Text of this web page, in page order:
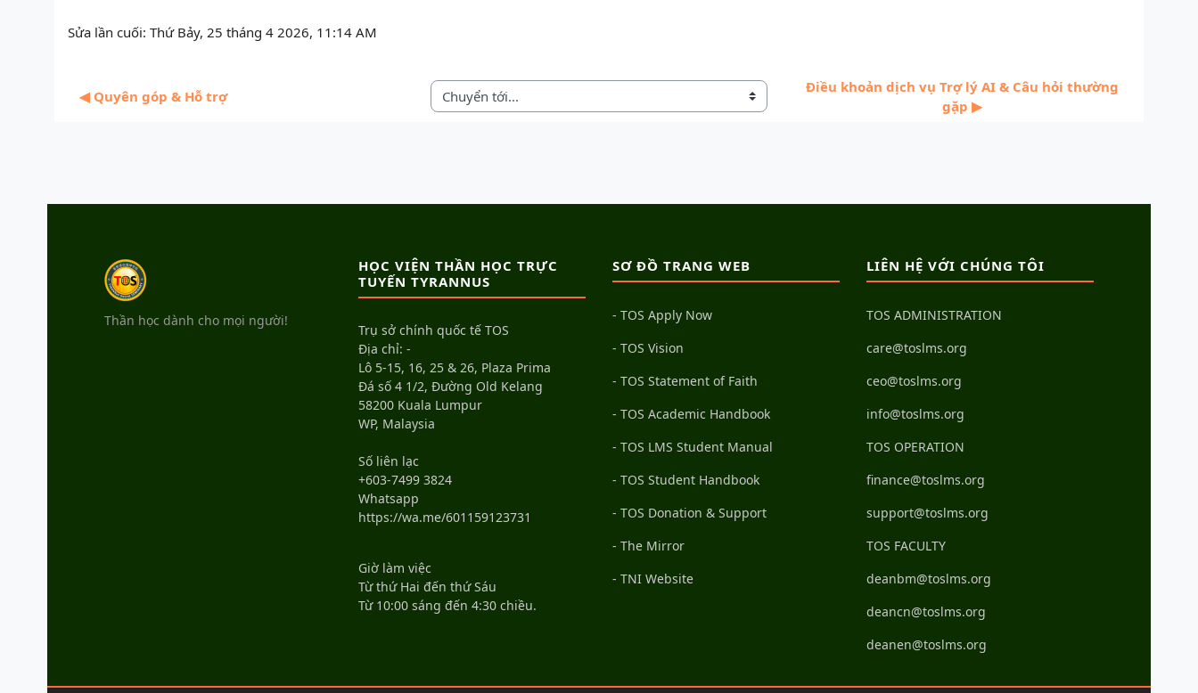
Sửa lần cuối: Thứ Bảy, 25 tháng 4 2026, 11:14 AM
◀︎ Quyên góp & Hỗ trợ Chuyển tới...
Điều khoản dịch vụ Trợ lý AI & Câu hỏi thường
gặp ▶︎
Thần học dành cho mọi người!
HỌC VIỆN THẦN HỌC TRỰC
TUYẾN TYRANNUS
Trụ sở chính quốc tế TOS
Địa chỉ: -
Lô 5-15, 16, 25 & 26, Plaza Prima
Đá số 4 1/2, Đường Old Kelang
58200 Kuala Lumpur
WP, Malaysia
Số liên lạc
+603-7499 3824
Whatsapp
https://wa.me/601159123731
Giờ làm việc
Từ thứ Hai đến thứ Sáu
Từ 10:00 sáng đến 4:30 chiều.
SƠ ĐỒ TRANG WEB
- TOS Apply Now
- TOS Vision
- TOS Statement of Faith
- TOS Academic Handbook
- TOS LMS Student Manual
- TOS Student Handbook
- TOS Donation & Support
- The Mirror
- TNI Website
LIÊN HỆ VỚI CHÚNG TÔI
TOS ADMINISTRATION
care@toslms.org
ceo@toslms.org
info@toslms.org
TOS OPERATION
finance@toslms.org
support@toslms.org
TOS FACULTY
deanbm@toslms.org
deancn@toslms.org
deanen@toslms.org